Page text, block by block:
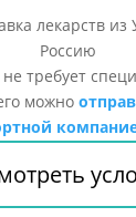
требует
можно